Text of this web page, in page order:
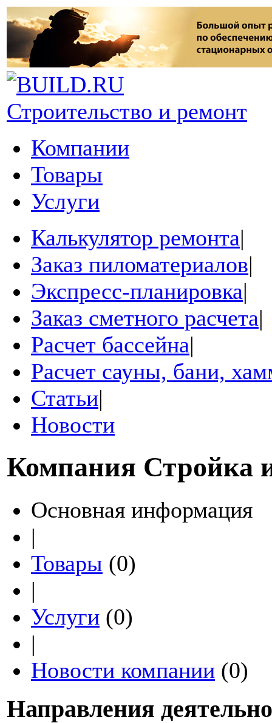
Строительство и ремонт
Компании
Товары
Услуги
Калькулятор ремонта|
Заказ пиломатериалов|
Экспресс-планировка|
Заказ сметного расчета|
Расчет бассейна|
Расчет сауны, бани,
Статьи|
Новости
Компания Стройка
Основная информация
|
Товары (0)
|
Услуги (0)
|
Новости компании (0)
Направления